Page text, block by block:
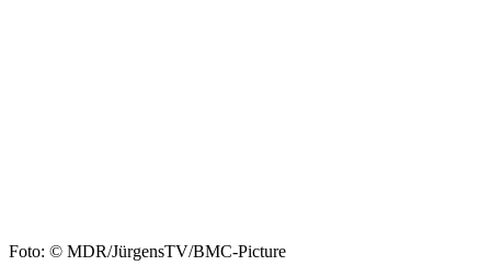
Foto: © MDR/JürgensTV/BMC-Picture